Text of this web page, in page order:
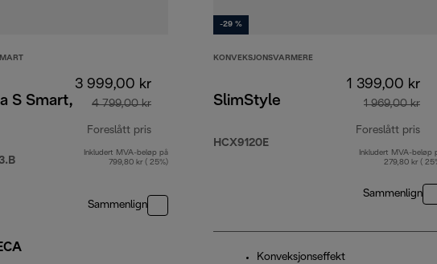
kr
S Smart,
3 999,00 kr
4 799,00 kr
Foreslått pris
opprinnelig pris 4 799,00 kr
Inkludert MVA-beløp på
799,80 kr ( 25%)
Sammenlign
-29 %
KONVEKSJONSVARMERE
SlimStyle
HCX9120E
1 399,00 kr
1 969,00 kr
Foreslått pris
Inkludert MVA-beløp
279,80 kr (
Sammenlign
Konveksjonseffekt